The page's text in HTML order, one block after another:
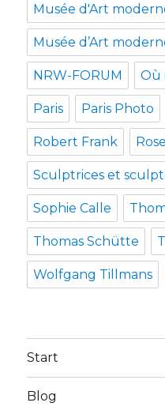
Musée d'Art
Musée d’Art
NRW-FORUM Où
Paris Paris Photo
Robert Frank
Sculptrices et
Sophie Calle
Thomas Schütte
Wolfgang Tillmans
Start
Blog